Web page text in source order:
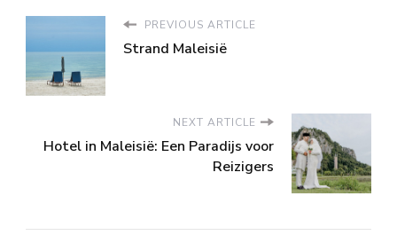
PREVIOUS ARTICLE
Strand Maleisië
NEXT ARTICLE
Hotel in Maleisië: Een Paradijs voor
Reizigers